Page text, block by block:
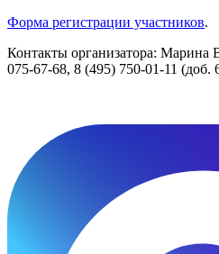
Форма регистрации участников.
Контакты организатора: Марина
075-67-68, 8 (495) 750-01-11 (доб.